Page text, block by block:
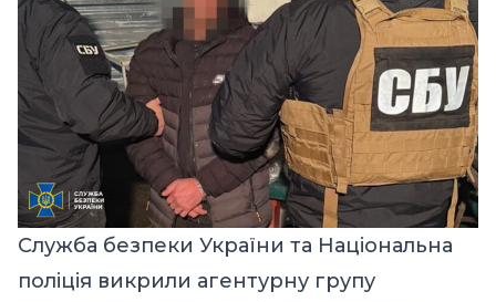
Служба безпеки України та Національна
поліція викрили агентурну групу